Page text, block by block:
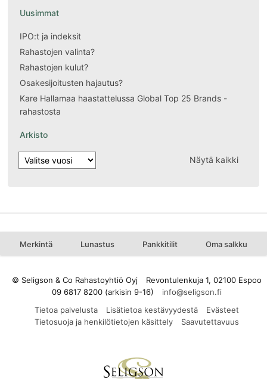
Uusimmat
IPO:t ja indeksit
Rahastojen valinta?
Rahastojen kulut?
Osakesijoitusten hajautus?
Kare Hallamaa haastattelussa Global Top 25 Brands -
rahastosta
Arkisto
Näytä kaikki
Merkintä Lunastus Pankkitilit Oma salkku
© Seligson & Co Rahastoyhtiö Oyj
Revontulenkuja 1, 02100 Espoo
09 6817 8200 (arkisin 9-16)
Tietoa palvelusta
Lisätietoa kestävyydestä
Evästeet
Tietosuoja ja henkilötietojen käsittely
Saavutettavuus